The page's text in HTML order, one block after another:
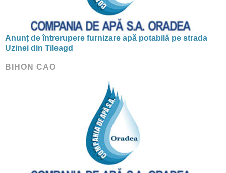
Anunț de întrerupere furnizare apă potabilă pe strada
Uzinei din Tileagd
BIHON CAO